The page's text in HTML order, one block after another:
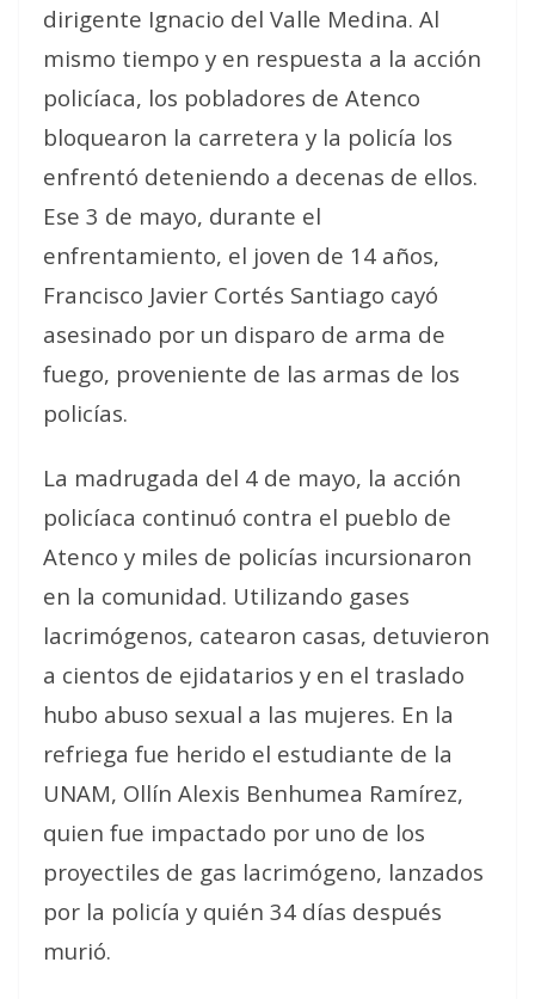
dirigente Ignacio del Valle Medina. Al
mismo tiempo y en respuesta a la acción
policíaca, los pobladores de Atenco
bloquearon la carretera y la policía los
enfrentó deteniendo a decenas de ellos.
Ese 3 de mayo, durante el
enfrentamiento, el joven de 14 años,
Francisco Javier Cortés Santiago cayó
asesinado por un disparo de arma de
fuego, proveniente de las armas de los
policías.
La madrugada del 4 de mayo, la acción
policíaca continuó contra el pueblo de
Atenco y miles de policías incursionaron
en la comunidad. Utilizando gases
lacrimógenos, catearon casas, detuvieron
a cientos de ejidatarios y en el traslado
hubo abuso sexual a las mujeres. En la
refriega fue herido el estudiante de la
UNAM, Ollín Alexis Benhumea Ramírez,
quien fue impactado por uno de los
proyectiles de gas lacrimógeno, lanzados
por la policía y quién 34 días después
murió.